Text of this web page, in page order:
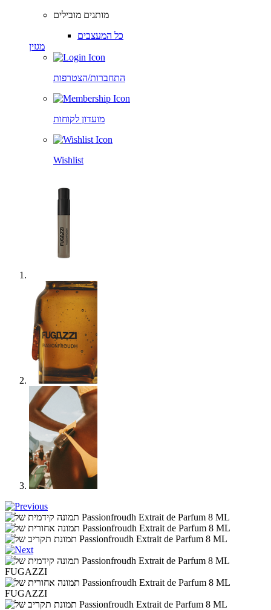
מותגים מובילים
כל המעצבים
מגזין
התחברות/הצטרפות
מועדון לקוחות
Wishlist